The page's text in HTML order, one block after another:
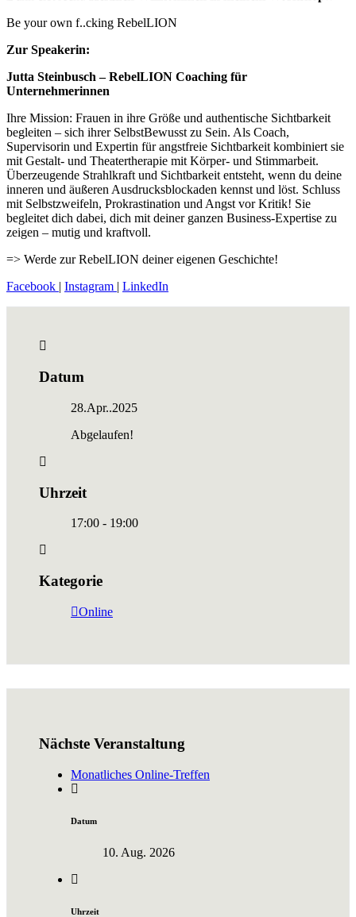
Be your own f..cking RebelLION
Zur Speakerin:
Jutta Steinbusch – RebelLION Coaching für
Unternehmerinnen
Ihre Mission: Frauen in ihre Größe und authentische Sichtbarkeit
begleiten – sich ihrer SelbstBewusst zu Sein. Als Coach,
Supervisorin und Expertin für angstfreie Sichtbarkeit kombiniert sie
mit Gestalt- und Theatertherapie mit Körper- und Stimmarbeit.
Überzeugende Strahlkraft und Sichtbarkeit entsteht, wenn du deine
inneren und äußeren Ausdrucksblockaden kennst und löst. Schluss
mit Selbstzweifeln, Prokrastination und Angst vor Kritik! Sie
begleitet dich dabei, dich mit deiner ganzen Business-Expertise zu
zeigen – mutig und kraftvoll.
=> Werde zur RebelLION deiner eigenen Geschichte!
Facebook | Instagram | LinkedIn
Datum
28.Apr..2025
Abgelaufen!
Uhrzeit
17:00 - 19:00
Kategorie
Online
Nächste Veranstaltung
Monatliches Online-Treffen
Datum
10. Aug. 2026
Uhrzeit